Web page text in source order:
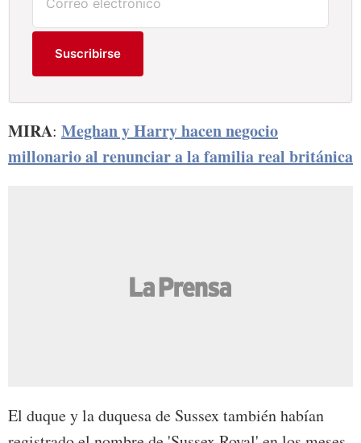
Suscribirse
MIRA: Meghan y Harry hacen negocio
millonario al renunciar a la familia real británica
El duque y la duquesa de Sussex también habían